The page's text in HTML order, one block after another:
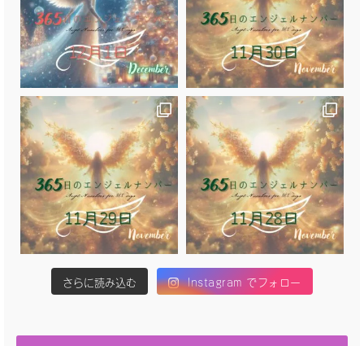
さらに読み込む Instagram でフォロー